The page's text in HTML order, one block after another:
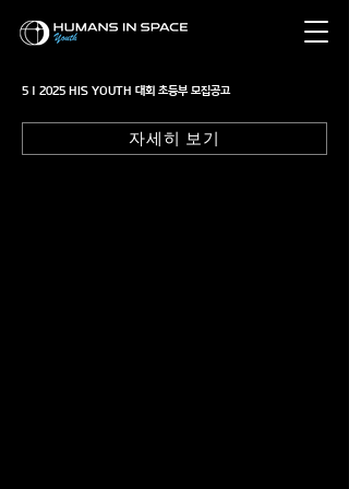
5 | 2025 HIS YOUTH 대회 초등부 모집공고
자세히 보기